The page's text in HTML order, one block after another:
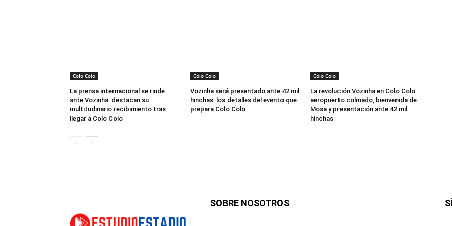
Colo Colo
La prensa internacional se rinde
ante Vozinha: destacan su
multitudinario recibimiento tras
llegar a Colo Colo
Colo Colo
Vozinha será presentado ante 42 mil
hinchas: los detalles del evento que
prepara Colo Colo
Colo Colo
La revolución Vozinha en Colo Colo:
aeropuerto colmado, bienvenida de
Mosa y presentación ante 42 mil
hinchas
SOBRE NOSOTROS